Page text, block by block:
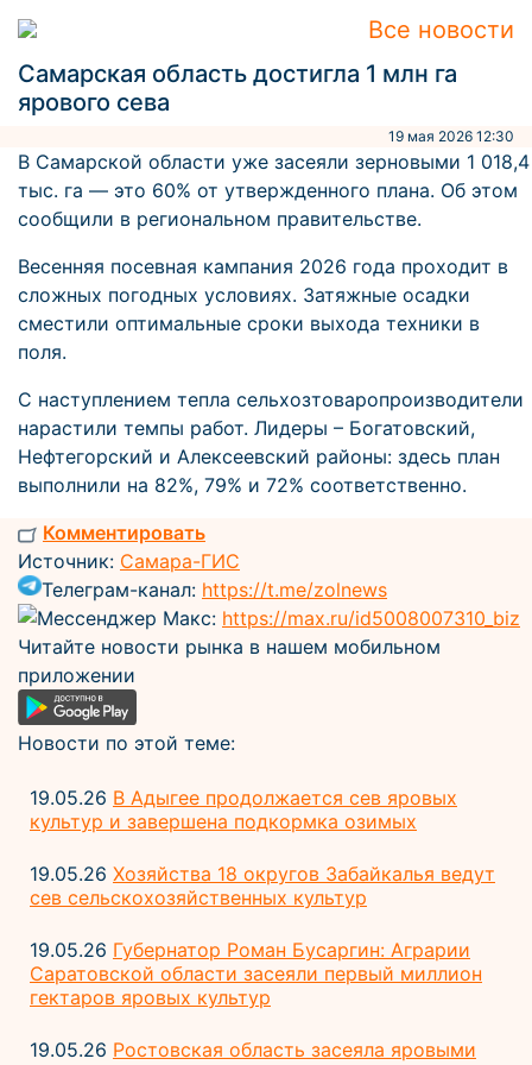
Все новости
Самарская область достигла 1 млн га
ярового сева
19 мая 2026 12:30
В Самарской области уже засеяли зерновыми 1 018,4
тыс. га — это 60% от утвержденного плана. Об этом
сообщили в региональном правительстве.
Весенняя посевная кампания 2026 года проходит в
сложных погодных условиях. Затяжные осадки
сместили оптимальные сроки выхода техники в
поля.
С наступлением тепла сельхозтоваропроизводители
нарастили темпы работ. Лидеры – Богатовский,
Нефтегорский и Алексеевский районы: здесь план
выполнили на 82%, 79% и 72% соответственно.
Комментировать
Источник: Самара-ГИС
Телеграм-канал: https://t.me/zolnews
Мессенджер Макс: https://max.ru/id5008007310_biz
Читайте новости рынка в нашем мобильном
приложении
Новости по этой теме:
19.05.26 В Адыгее продолжается сев яровых
культур и завершена подкормка озимых
19.05.26 Хозяйства 18 округов Забайкалья ведут
сев сельскохозяйственных культур
19.05.26 Губернатор Роман Бусаргин: Аграрии
Саратовской области засеяли первый миллион
гектаров яровых культур
19.05.26 Ростовская область засеяла яровыми